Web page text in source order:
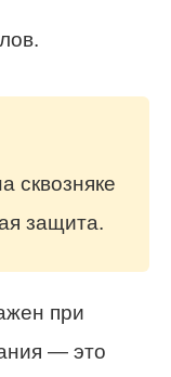
сквозняке
защита.
при
— это